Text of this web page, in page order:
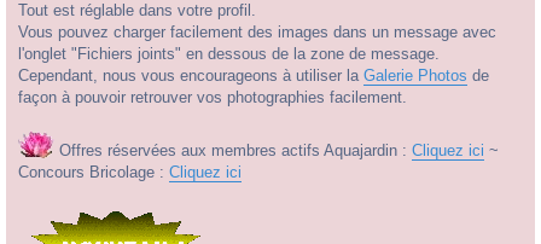
Tout est réglable dans votre profil.
Vous pouvez charger facilement des images dans un message avec
l'onglet "Fichiers joints" en dessous de la zone de message.
Cependant, nous vous encourageons à utiliser la Galerie Photos de
façon à pouvoir retrouver vos photographies facilement.
Offres réservées aux membres actifs Aquajardin : Cliquez ici ~
Concours Bricolage : Cliquez ici